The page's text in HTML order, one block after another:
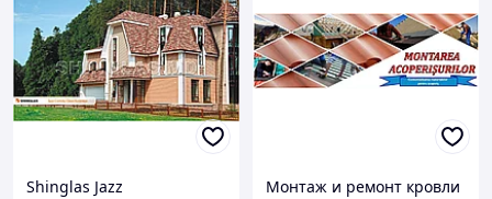
Shinglas Jazz Монтаж и ремонт кровли